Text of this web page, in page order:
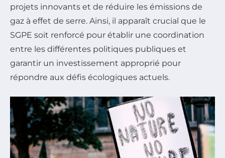
projets innovants et de réduire les émissions de
gaz à effet de serre. Ainsi, il apparaît crucial que le
SGPE soit renforcé pour établir une coordination
entre les différentes politiques publiques et
garantir un investissement approprié pour
répondre aux défis écologiques actuels.